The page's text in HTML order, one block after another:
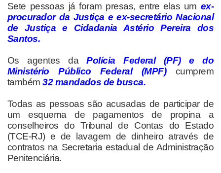
Sete pessoas já foram presas, entre elas um ex-
procurador da Justiça e ex-secretário Nacional
de Justiça e Cidadania Astério Pereira dos
Santos.
Os agentes daPolícia Federal (PF) e do
Ministério Público Federal (MPF)cumprem
também32 mandados de busca.
Todas as pessoas são acusadas de participar de
um esquema de pagamentos de propina a
conselheiros do Tribunal de Contas do Estado
(TCE-RJ) e de lavagem de dinheiro através de
contratos na Secretaria estadual de Administração
Penitenciária.